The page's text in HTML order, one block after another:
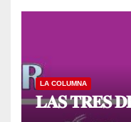
LA COLUMNA
𝐋𝐀𝐒 𝐓𝐑𝐄𝐒